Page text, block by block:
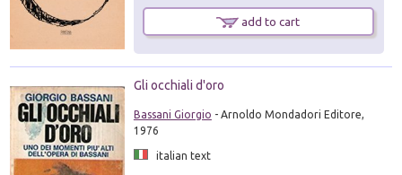
add to cart
Gli occhiali d'oro
Bassani Giorgio - Arnoldo Mondadori Editore,
1976
italian text